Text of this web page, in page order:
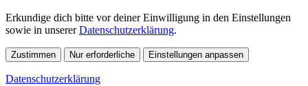
Erkundige dich bitte vor deiner Einwilligung in den Einstellungen
sowie in unsererDatenschutzerklärung.
Zustimmen Nur erforderliche Einstellungen anpassen
Datenschutzerklärung